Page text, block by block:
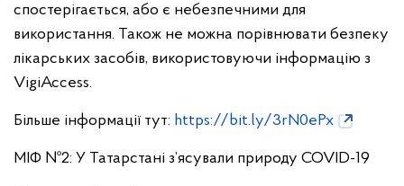
спостерігається, або є небезпечними для
використання. Також не можна порівнювати безпеку
лікарських засобів, використовуючи інформацію з
VigiAccess.
Більше інформації тут: https://bit.ly/3rN0ePx
МІФ №2: У Татарстані з’ясували природу COVID-19